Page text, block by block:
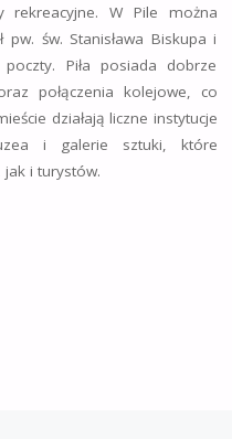
W Pile można
św. Stanisława Biskupa i
Piła posiada dobrze
połączenia kolejowe, co
działają liczne instytucje
i galerie sztuki, które
i turystów.